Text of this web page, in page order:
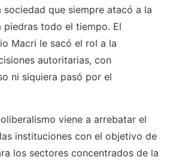
sociedad que siempre atacó a la
todo el tiempo. El
Macri le sacó el rol a la
autoritarias, con
ni siquiera pasó por el
viene a arrebatar el
instituciones con el objetivo de
los sectores concentrados de la